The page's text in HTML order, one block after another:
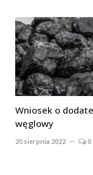
Wniosek o
węglowy
20 sierpnia 2022 0